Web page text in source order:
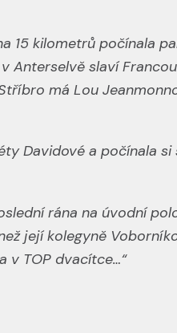
15 kilometrů počínala
slaví
má Lou
Davidové a počínala si
rána na úvodní
její kolegyně
v TOP dvacítce…“